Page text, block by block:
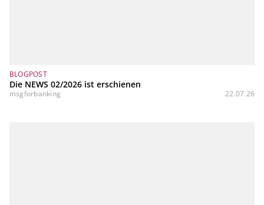
BLOGPOST
Die NEWS 02/2026 ist erschienen
msgforbanking 22.07.26